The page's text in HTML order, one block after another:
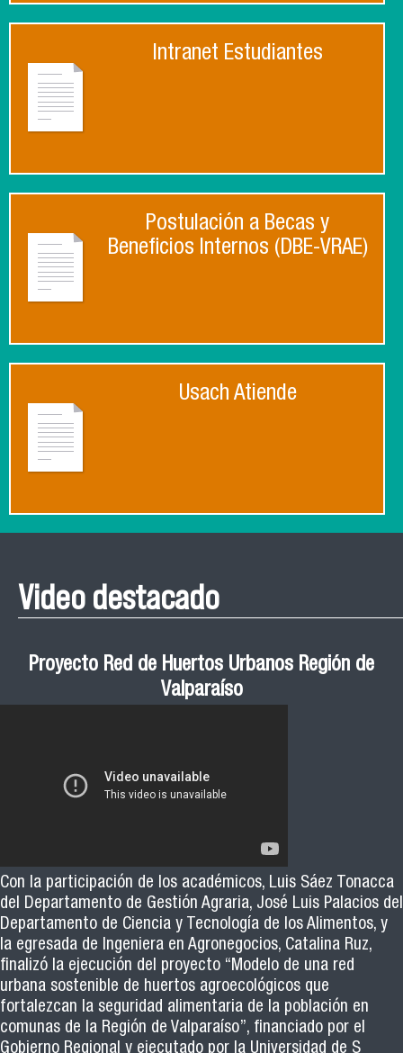
Intranet Estudiantes
Postulación a Becas y
Beneficios Internos (DBE-VRAE)
Usach Atiende
Video destacado
Proyecto Red de Huertos Urbanos Región de
Valparaíso
Con la participación de los académicos, Luis Sáez Tonacca
del Departamento de Gestión Agraria, José Luis Palacios del
Departamento de Ciencia y Tecnología de los Alimentos, y
la egresada de Ingeniera en Agronegocios, Catalina Ruz,
finalizó la ejecución del proyecto “Modelo de una red
urbana sostenible de huertos agroecológicos que
fortalezcan la seguridad alimentaria de la población en
comunas de la Región de Valparaíso”, financiado por el
Gobierno Regional y ejecutado por la Universidad de S